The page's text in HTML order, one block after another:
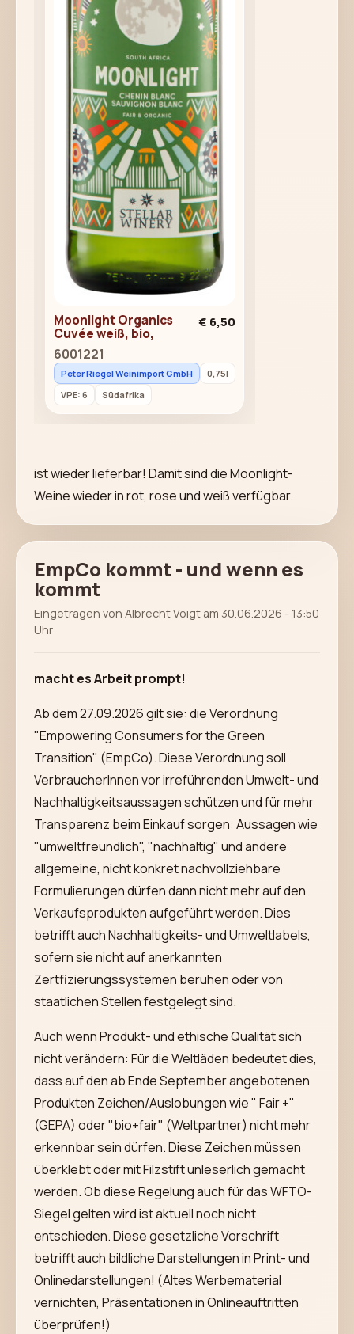
Moonlight Organics
Cuvée weiß, bio,
6001221
€ 6,50
Peter Riegel Weinimport GmbH
0,75l
VPE: 6
Südafrika
ist wieder lieferbar! Damit sind die Moonlight-
Weine wieder in rot, rose und weiß verfügbar.
EmpCo kommt - und wenn es
kommt
Eingetragen von Albrecht Voigt am 30.06.2026 - 13:50
Uhr
macht es Arbeit prompt!
Ab dem 27.09.2026 gilt sie: die Verordnung
"Empowering Consumers for the Green
Transition" (EmpCo). Diese Verordnung soll
VerbraucherInnen vor irreführenden Umwelt- und
Nachhaltigkeitsaussagen schützen und für mehr
Transparenz beim Einkauf sorgen: Aussagen wie
"umweltfreundlich", "nachhaltig" und andere
allgemeine, nicht konkret nachvollziehbare
Formulierungen dürfen dann nicht mehr auf den
Verkaufsprodukten aufgeführt werden. Dies
betrifft auch Nachhaltigkeits- und Umweltlabels,
sofern sie nicht auf anerkannten
Zertfizierungssystemen beruhen oder von
staatlichen Stellen festgelegt sind.
Auch wenn Produkt- und ethische Qualität sich
nicht verändern: Für die Weltläden bedeutet dies,
dass auf den ab Ende September angebotenen
Produkten Zeichen/Auslobungen wie " Fair +"
(GEPA) oder "bio+fair" (Weltpartner) nicht mehr
erkennbar sein dürfen. Diese Zeichen müssen
überklebt oder mit Filzstift unleserlich gemacht
werden. Ob diese Regelung auch für das WFTO-
Siegel gelten wird ist aktuell noch nicht
entschieden. Diese gesetzliche Vorschrift
betrifft auch bildliche Darstellungen in Print- und
Onlinedarstellungen! (Altes Werbematerial
vernichten, Präsentationen in Onlineauftritten
überprüfen!)